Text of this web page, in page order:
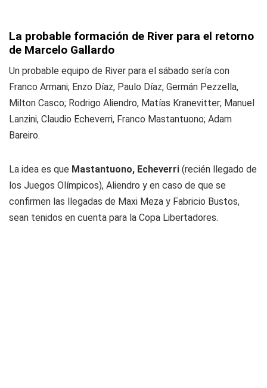
La probable formación de River para el retorno
de Marcelo Gallardo
Un probable equipo de River para el sábado sería con
Franco Armani; Enzo Díaz, Paulo Díaz, Germán Pezzella,
Milton Casco; Rodrigo Aliendro, Matías Kranevitter; Manuel
Lanzini, Claudio Echeverri, Franco Mastantuono; Adam
Bareiro.
La idea es que Mastantuono, Echeverri (recién llegado de
los Juegos Olímpicos), Aliendro y en caso de que se
confirmen las llegadas de Maxi Meza y Fabricio Bustos,
sean tenidos en cuenta para la Copa Libertadores.